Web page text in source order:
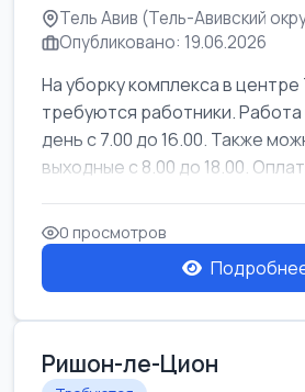
Тель Авив (Тель-Авивский
Опубликовано: 19.06.2026
На уборку комплекса в
требуются работники.
день с 7.00 до 16.00. Также
выходные с 8.00 до 18.00.
0 просмотров
Ришон-ле-Цион